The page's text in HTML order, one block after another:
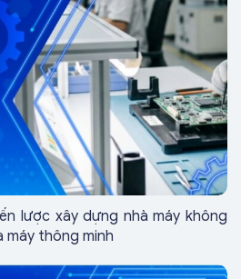
lược xây dựng nhà máy không
máy thông minh